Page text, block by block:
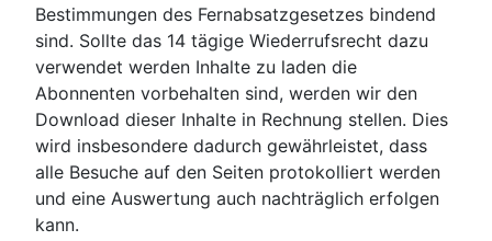
Bestimmungen des Fernabsatzgesetzes bindend
sind. Sollte das 14 tägige Wiederrufsrecht dazu
verwendet werden Inhalte zu laden die
Abonnenten vorbehalten sind, werden wir den
Download dieser Inhalte in Rechnung stellen. Dies
wird insbesondere dadurch gewährleistet, dass
alle Besuche auf den Seiten protokolliert werden
und eine Auswertung auch nachträglich erfolgen
kann.